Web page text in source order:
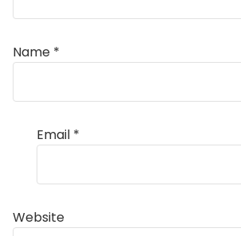
Name *
Email *
Website